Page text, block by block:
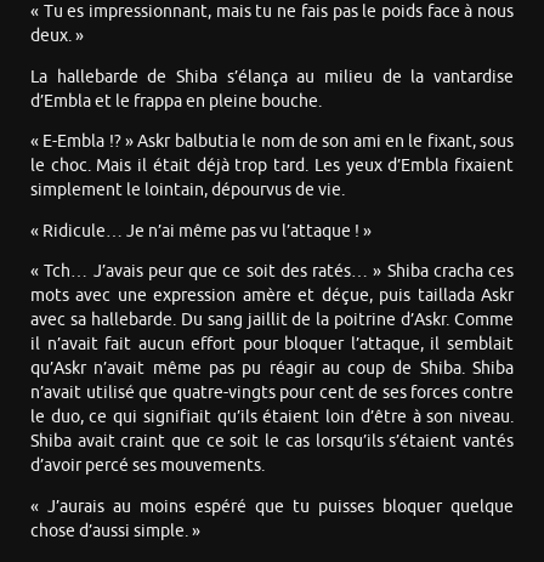
« Tu es impressionnant, mais tu ne fais pas le poids face à nous
deux. »
La hallebarde de Shiba s’élança au milieu de la vantardise
d’Embla et le frappa en pleine bouche.
« E-Embla !? » Askr balbutia le nom de son ami en le fixant, sous
le choc. Mais il était déjà trop tard. Les yeux d’Embla fixaient
simplement le lointain, dépourvus de vie.
« Ridicule… Je n’ai même pas vu l’attaque ! »
« Tch… J’avais peur que ce soit des ratés… » Shiba cracha ces
mots avec une expression amère et déçue, puis taillada Askr
avec sa hallebarde. Du sang jaillit de la poitrine d’Askr. Comme
il n’avait fait aucun effort pour bloquer l’attaque, il semblait
qu’Askr n’avait même pas pu réagir au coup de Shiba. Shiba
n’avait utilisé que quatre-vingts pour cent de ses forces contre
le duo, ce qui signifiait qu’ils étaient loin d’être à son niveau.
Shiba avait craint que ce soit le cas lorsqu’ils s’étaient vantés
d’avoir percé ses mouvements.
« J’aurais au moins espéré que tu puisses bloquer quelque
chose d’aussi simple. »